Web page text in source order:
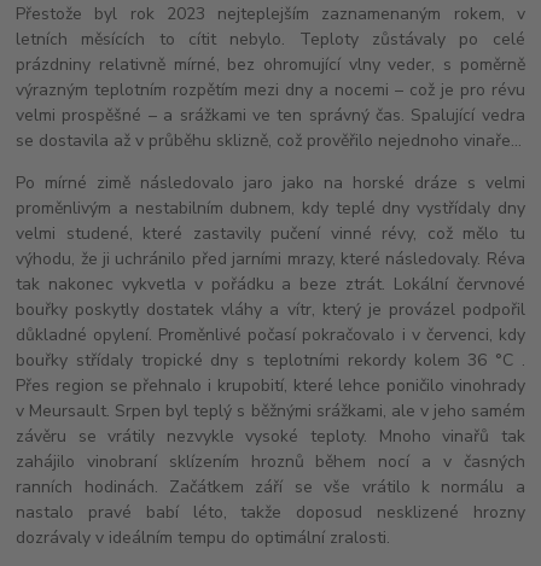
Přestože byl rok 2023 nejteplejším zaznamenaným rokem, v
letních měsících to cítit nebylo. Teploty zůstávaly po celé
prázdniny relativně mírné, bez ohromující vlny veder, s poměrně
výrazným teplotním rozpětím mezi dny a nocemi – což je pro révu
velmi prospěšné – a srážkami ve ten správný čas. Spalující vedra
se dostavila až v průběhu sklizně, což prověřilo nejednoho vinaře...
Po mírné zimě následovalo jaro jako na horské dráze s velmi
proměnlivým a nestabilním dubnem, kdy teplé dny vystřídaly dny
velmi studené, které zastavily pučení vinné révy, což mělo tu
výhodu, že ji uchránilo před jarními mrazy, které následovaly. Réva
tak nakonec vykvetla v pořádku a beze ztrát. Lokální červnové
bouřky poskytly dostatek vláhy a vítr, který je provázel podpořil
důkladné opylení. Proměnlivé počasí pokračovalo i v červenci, kdy
bouřky střídaly tropické dny s teplotními rekordy kolem 36 °C .
Přes region se přehnalo i krupobití, které lehce poničilo vinohrady
v Meursault. Srpen byl teplý s běžnými srážkami, ale v jeho samém
závěru se vrátily nezvykle vysoké teploty. Mnoho vinařů tak
zahájilo vinobraní sklízením hroznů během nocí a v časných
ranních hodinách. Začátkem září se vše vrátilo k normálu a
nastalo pravé babí léto, takže doposud nesklizené hrozny
dozrávaly v ideálním tempu do optimální zralosti.